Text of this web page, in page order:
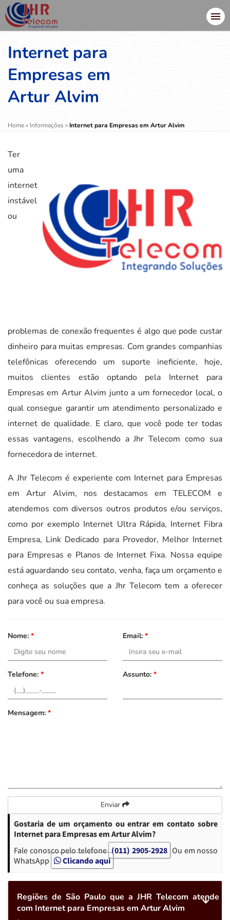
Internet para
Empresas em
Artur Alvim
Home» Informações » Internet para Empresas em Artur Alvim
Ter
uma
internet
instável
ou
problemas de conexão frequentes é algo que pode custar
dinheiro para muitas empresas. Com grandes companhias
telefônicas oferecendo um suporte ineficiente, hoje,
muitos clientes estão optando pela Internet para
Empresas em Artur Alvim junto a um fornecedor local, o
qual consegue garantir um atendimento personalizado e
internet de qualidade. E claro, que você pode ter todas
essas vantagens, escolhendo a Jhr Telecom como sua
fornecedora de internet.
A Jhr Telecom é experiente com Internet para Empresas
em Artur Alvim, nos destacamos em TELECOM e
atendemos com diversos outros produtos e/ou serviços,
como por exemplo Internet Ultra Rápida, Internet Fibra
Empresa, Link Dedicado para Provedor, Melhor Internet
para Empresas e Planos de Internet Fixa. Nossa equipe
está aguardando seu contato, venha, faça um orçamento e
conheça as soluções que a Jhr Telecom tem a oferecer
para você ou sua empresa.
Nome: * Email: *
Telefone: * Assunto: *
Mensagem: *
Enviar
Gostaria de um orçamento ou entrar em contato sobre
Internet para Empresas em Artur Alvim?
Fale conosco pelo telefone (011) 2905-2928 Ou em nosso
WhatsApp
Clicando aqui
Regiões de São Paulo que a JHR Telecom atende
com Internet para Empresas em Artur Alvim